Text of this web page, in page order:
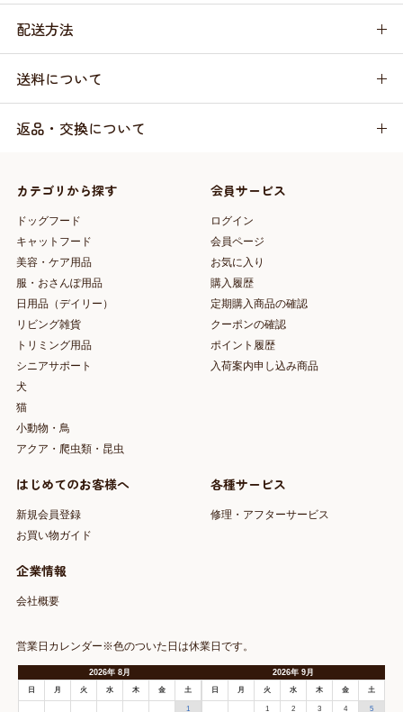
配送方法
送料について
返品・交換について
カテゴリから探す
ドッグフード
キャットフード
美容・ケア用品
服・おさんぽ用品
日用品（デイリー）
リビング雑貨
トリミング用品
シニアサポート
犬
猫
小動物・鳥
アクア・爬虫類・昆虫
会員サービス
ログイン
会員ページ
お気に入り
購入履歴
定期購入商品の確認
クーポンの確認
ポイント履歴
入荷案内申し込み商品
はじめてのお客様へ
新規会員登録
お買い物ガイド
各種サービス
修理・アフターサービス
企業情報
会社概要
営業日カレンダー※色のついた日は休業日です。
2026年 8月
日 月 火 水 木 金 土
1
2026年9月
日 月 火 水 木 金 土
1 2 3 4 5